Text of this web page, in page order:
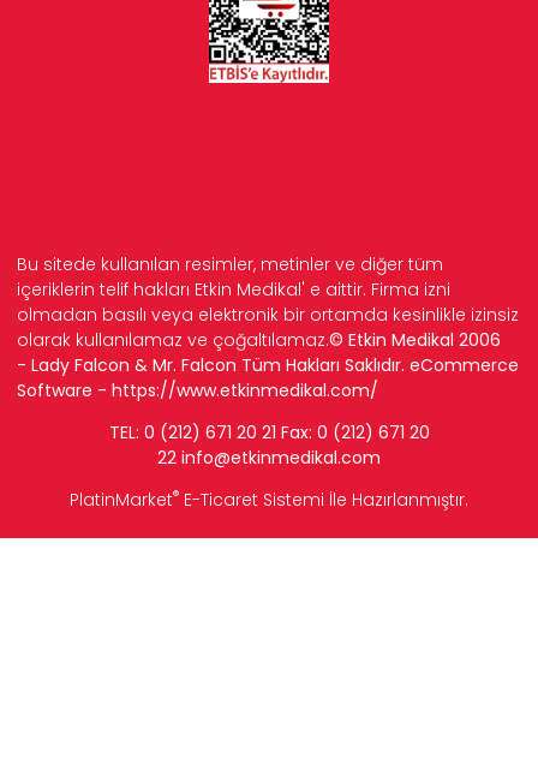
Bu sitede kullanılan resimler, metinler ve diğer tüm
içeriklerin telif hakları Etkin Medikal' e aittir. Firma izni
olmadan basılı veya elektronik bir ortamda kesinlikle izinsiz
olarak kullanılamaz ve çoğaltılamaz.© Etkin Medikal 2006
- Lady Falcon & Mr. Falcon Tüm Hakları Saklıdır. eCommerce
Software - https://www.etkinmedikal.com/
TEL: 0 (212) 671 20 21 Fax: 0 (212) 671 20
22 info@etkinmedikal.com
PlatinMarket® E-Ticaret Sistemi İle Hazırlanmıştır.